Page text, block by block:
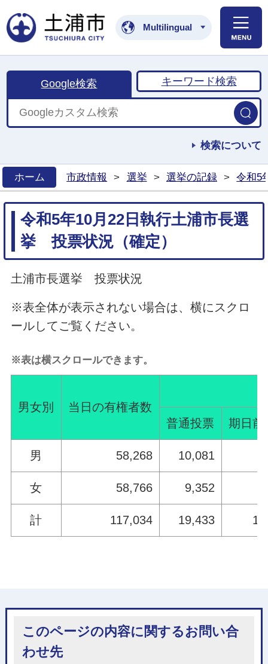
土浦市公式ホームペ
Multilingual
Google検索 キーワード検索
検索について
ホーム
市政情報 > 選挙 > 選挙の記録 > 令和5
令和5年10月22日執行土浦市長選
挙 投票状況（確定）
土浦市長選挙 投票状況
※表全体が表示されない場合は、横にスクロ
ールしてご覧ください。
※表は横スクロールできます。
男女別 当日の有権者数
普通投票 期日前
男 58,268 10,081
女 58,766 9,352
計 117,034 19,433
このページの内容に関するお問い合
わせ先